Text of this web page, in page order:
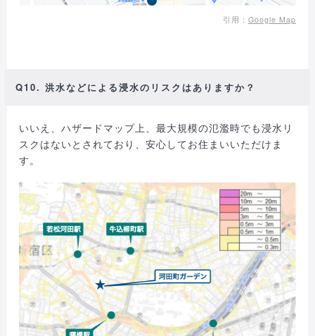
引用： Google Map
Q10. 洪水などによる浸水のリスクはありますか？
いいえ、ハザードマップ上、最大規模の氾濫時でも浸水リ
スクはないとされており、安心してお住まいいただけま
す。